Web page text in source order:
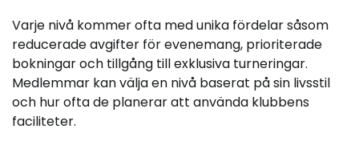
Varje nivå kommer ofta med unika fördelar såsom
reducerade avgifter för evenemang, prioriterade
bokningar och tillgång till exklusiva turneringar.
Medlemmar kan välja en nivå baserat på sin livsstil
och hur ofta de planerar att använda klubbens
faciliteter.